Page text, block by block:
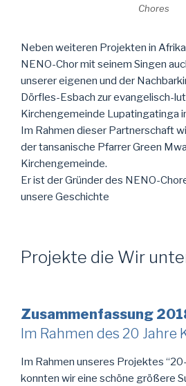
Chores
Neben weiteren Projekten in
NENO-Chor mit seinem Singen
unserer eigenen und der
Dörfles-Esbach zur evangelisch-
Kirchengemeinde Lupatingatinga
Im Rahmen dieser Partnerschaft
der tansanische Pfarrer Green
Kirchengemeinde.
Er ist der Gründer des NENO-
unsere Geschichte
Projekte die Wir
Zusammenfassung
Im Rahmen des 20 Jahre
Im Rahmen unseres Projektes
konnten wir eine schöne größere